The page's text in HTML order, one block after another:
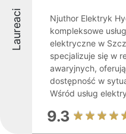
Laureaci
Njuthor Elektryk
kompleksowe
elektryczne w
specjalizuje się w
awaryjnych,
dostępność w
Wśród usług
9.3